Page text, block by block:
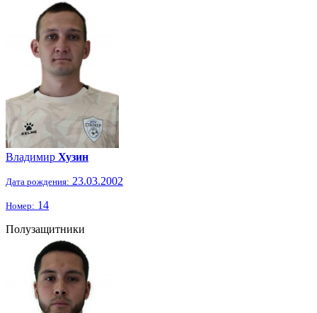
Владимир Хузин
Дата рождения: 23.03.2002
Номер: 14
Полузащитники